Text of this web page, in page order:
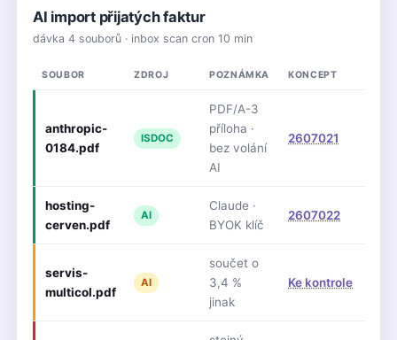
AI import přijatých faktur
dávka 4 souborů · inbox scan cron 10 min
SOUBOR ZDROJ POZNÁMKA KONCEPT
anthropic-
0184.pdf
ISDOC
PDF/A-3
příloha ·
bez volání
AI
2607021
hosting-
cerven.pdf
AI
Claude ·
BYOK klíč
2607022
servis-
multicol.pdf
AI
součet o
3,4 %
jinak
Ke kontrole